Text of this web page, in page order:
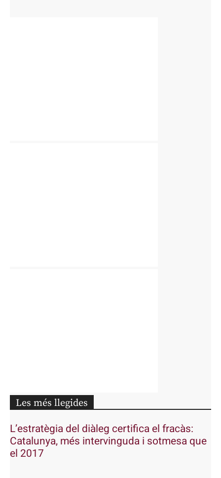
Les més llegides
L’estratègia del diàleg certifica el fracàs:
Catalunya, més intervinguda i sotmesa que
el 2017